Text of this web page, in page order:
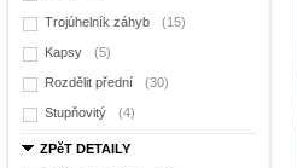
Trojúhelník záhyb (15)
Kapsy (5)
Rozdělit přední (30)
Stupňovitý (4)
ZPěT DETAILY